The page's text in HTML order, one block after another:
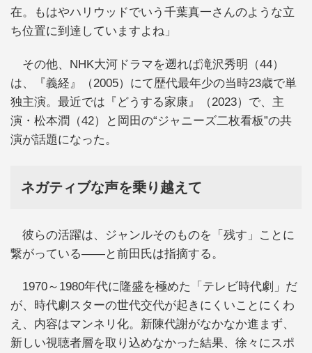
在。もはやハリウッドでいう千葉真一さんのような立
ち位置に到達していますよね」
その他、NHK大河ドラマを遡れば滝沢秀明（44）
は、『義経』（2005）にて歴代最年少の当時23歳で単
独主演。最近では『どうする家康』（2023）で、主
演・松本潤（42）と岡田の“ジャニーズ二枚看板”の共
演が話題になった。
ネガティブな声を乗り越えて
彼らの活躍は、ジャンルそのものを「残す」ことに
繋がっている――と前田氏は指摘する。
1970～1980年代に隆盛を極めた「テレビ時代劇」だ
が、時代劇スターの世代交代が起きにくいことにくわ
え、内容はマンネリ化。新陳代謝がなかなか進まず、
新しい視聴者層を取り込めなかった結果、徐々にスポ